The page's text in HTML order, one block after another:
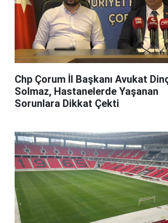
Chp Çorum İl Başkanı Avukat
Solmaz, Hastanelerde Yaşanan
Sorunlara Dikkat Çekti